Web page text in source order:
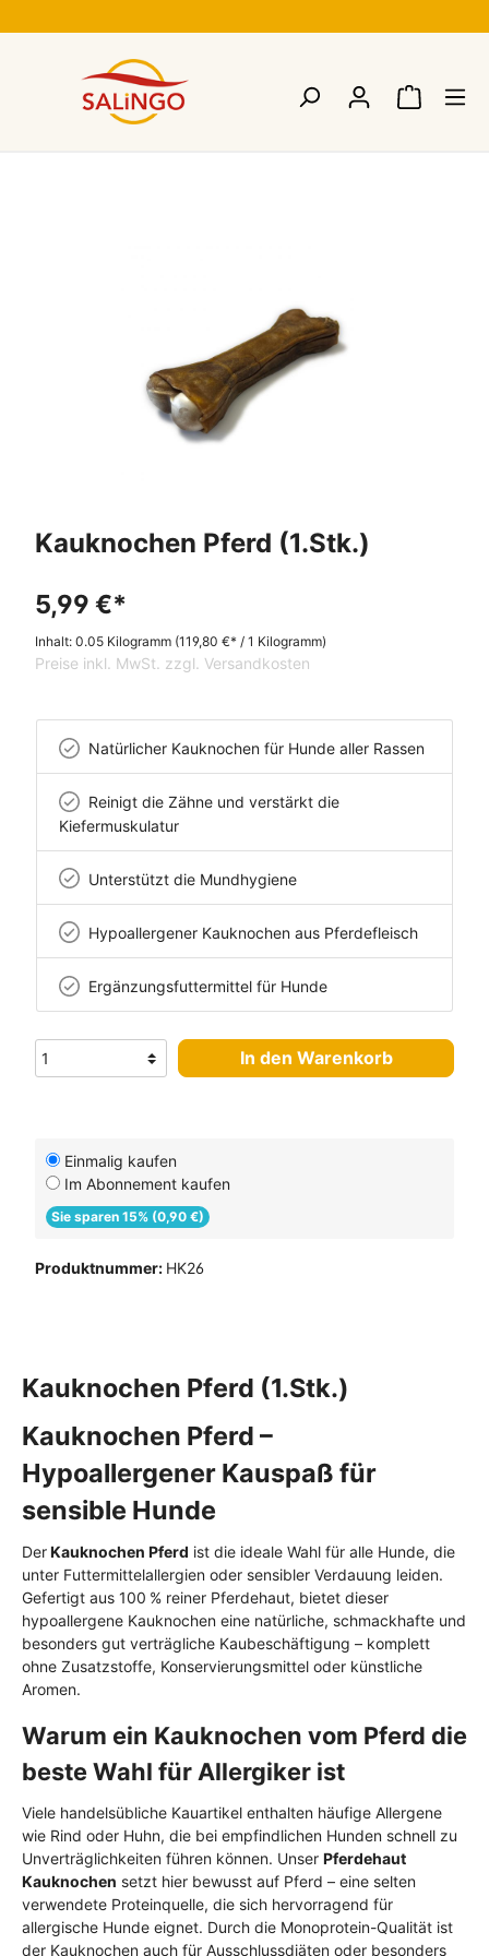
Kauknochen Pferd (1.Stk.)
5,99 €*
Inhalt: 0.05 Kilogramm (119,80 €* / 1 Kilogramm)
Preise inkl. MwSt. zzgl. Versandkosten
Natürlicher Kauknochen für Hunde aller Rassen
Reinigt die Zähne und verstärkt die
Kiefermuskulatur
Unterstützt die Mundhygiene
Hypoallergener Kauknochen aus Pferdefleisch
Ergänzungsfuttermittel für Hunde
In den Warenkorb
Einmalig kaufen
Im Abonnement kaufen
Sie sparen 15% (0,90 €)
Produktnummer: HK26
Kauknochen Pferd (1.Stk.)
Kauknochen Pferd –
Hypoallergener Kauspaß für
sensible Hunde
DerKauknochen Pferd ist die ideale Wahl für alle Hunde, die
unter Futtermittelallergien oder sensibler Verdauung leiden.
Gefertigt aus 100 % reiner Pferdehaut, bietet dieser
hypoallergene Kauknochen eine natürliche, schmackhafte und
besonders gut verträgliche Kaubeschäftigung – komplett
ohne Zusatzstoffe, Konservierungsmittel oder künstliche
Aromen.
Warum ein Kauknochen vom Pferd die
beste Wahl für Allergiker ist
Viele handelsübliche Kauartikel enthalten häufige Allergene
wie Rind oder Huhn, die bei empfindlichen Hunden schnell zu
Unverträglichkeiten führen können. Unser Pferdehaut
Kauknochen setzt hier bewusst auf Pferd – eine selten
verwendete Proteinquelle, die sich hervorragend für
allergische Hunde eignet. Durch die Monoprotein-Qualität ist
der Kauknochen auch für Ausschlussdiäten oder besonders